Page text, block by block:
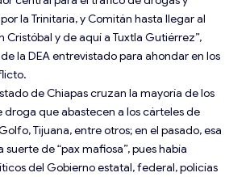
la Trinitaria, y Comitán hasta llegar al
Cristóbal y de aquí a Tuxtla Gutiérrez”,
la DEA entrevistado para ahondar en los
de Chiapas cruzan la mayoría de los
que abastecen a los cárteles de
Tijuana, entre otros; en el pasado, esa
de “pax mafiosa”, pues había
del Gobierno estatal, federal, policías